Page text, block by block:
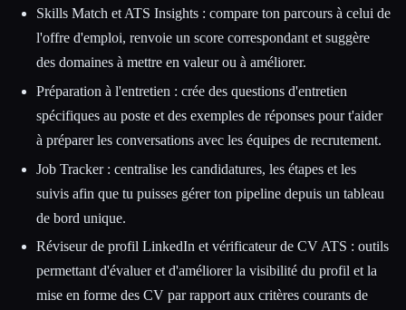
Skills Match et ATS Insights : compare ton parcours à celui de
l'offre d'emploi, renvoie un score correspondant et suggère
des domaines à mettre en valeur ou à améliorer.
Préparation à l'entretien : crée des questions d'entretien
spécifiques au poste et des exemples de réponses pour t'aider
à préparer les conversations avec les équipes de recrutement.
Job Tracker : centralise les candidatures, les étapes et les
suivis afin que tu puisses gérer ton pipeline depuis un tableau
de bord unique.
Réviseur de profil LinkedIn et vérificateur de CV ATS : outils
permettant d'évaluer et d'améliorer la visibilité du profil et la
mise en forme des CV par rapport aux critères courants de